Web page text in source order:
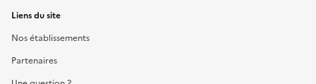
Liens du site
Nos établissements
Partenaires